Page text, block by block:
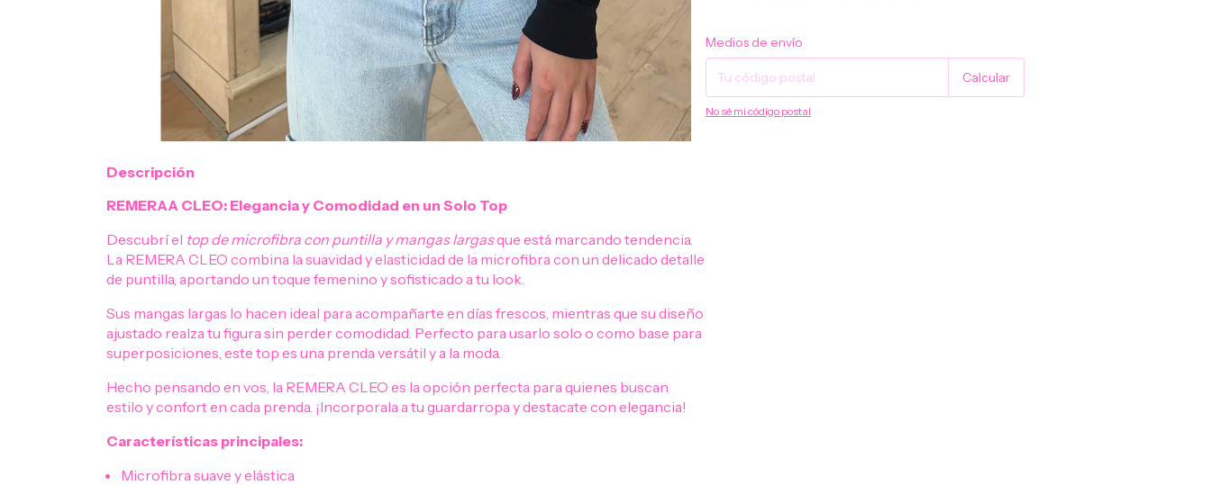
Entregas para el CP:
Medios de envío
Calcular
No sé mi código postal
Descripción
REMERAA CLEO: Elegancia y Comodidad en un Solo Top
Descubrí el top de microfibra con puntilla y mangas largasque está marcando tendencia.
La REMERA CLEO combina la suavidad y elasticidad de la microfibra con un delicado detalle
de puntilla, aportando un toque femenino y sofisticado a tu look.
Sus mangas largas lo hacen ideal para acompañarte en días frescos, mientras que su diseño
ajustado realza tu figura sin perder comodidad. Perfecto para usarlo solo o como base para
superposiciones, este top es una prenda versátil y a la moda.
Hecho pensando en vos, la REMERA CLEO es la opción perfecta para quienes buscan
estilo y confort en cada prenda. ¡Incorporala a tu guardarropa y destacate con elegancia!
Características principales:
Microfibra suave y elástica